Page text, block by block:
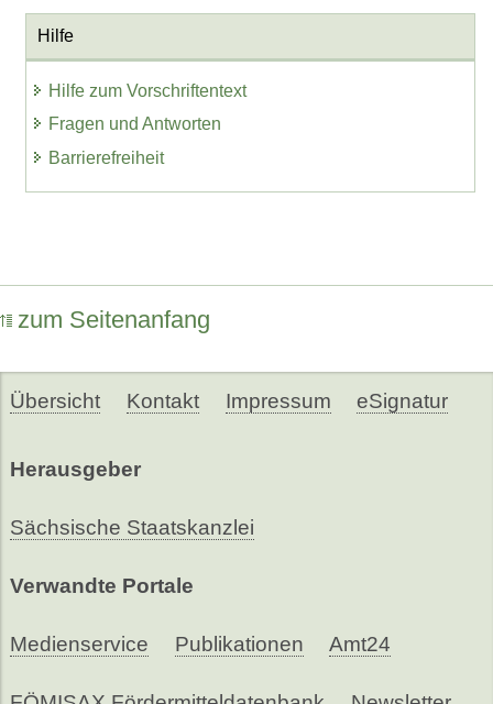
Hilfe
Hilfe zum Vorschriftentext
Fragen und Antworten
Barrierefreiheit
zum Seitenanfang
Übersicht Kontakt Impressum eSignatur
Herausgeber
Sächsische Staatskanzlei
Verwandte Portale
Medienservice Publikationen Amt24